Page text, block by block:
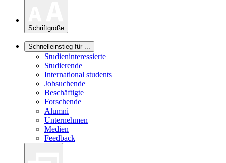
Schriftgröße
Schnelleinstieg für ...
Studieninteressierte
Studierende
International students
Jobsuchende
Beschäftigte
Forschende
Alumni
Unternehmen
Medien
Feedback